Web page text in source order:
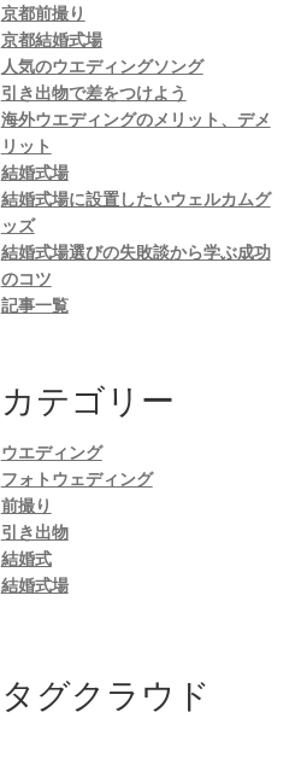
京都前撮り
京都結婚式場
人気のウエディングソング
引き出物で差をつけよう
海外ウエディングのメリット、デメ
リット
結婚式場
結婚式場に設置したいウェルカムグ
ッズ
結婚式場選びの失敗談から学ぶ成功
のコツ
記事一覧
カテゴリー
ウエディング
フォトウェディング
前撮り
引き出物
結婚式
結婚式場
タグクラウド